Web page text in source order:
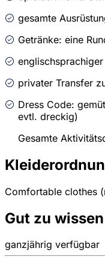
gesamte
Getränke: eine
privater Transfer
Dress Code:
evtl. dreckig)
Gesamte
Comfortable clothes
Gut zu wissen
ganzjährig verfügbar